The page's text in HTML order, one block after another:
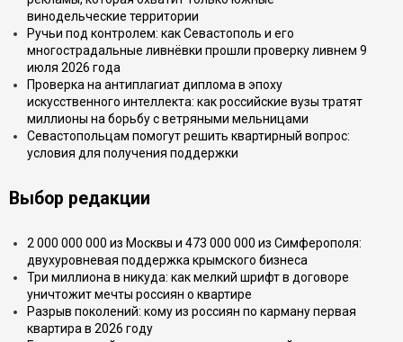
винодельческие территории
Ручьи под контролем: как Севастополь и его
многострадальные ливнёвки прошли проверку ливнем 9
июля 2026 года
Проверка на антиплагиат диплома в эпоху
искусственного интеллекта: как российские вузы тратят
миллионы на борьбу с ветряными мельницами
Севастопольцам помогут решить квартирный вопрос:
условия для получения поддержки
Выбор редакции
2 000 000 000 из Москвы и 473 000 000 из Симферополя:
двухуровневая поддержка крымского бизнеса
Три миллиона в никуда: как мелкий шрифт в договоре
уничтожит мечты россиян о квартире
Разрыв поколений: кому из россиян по карману первая
квартира в 2026 году